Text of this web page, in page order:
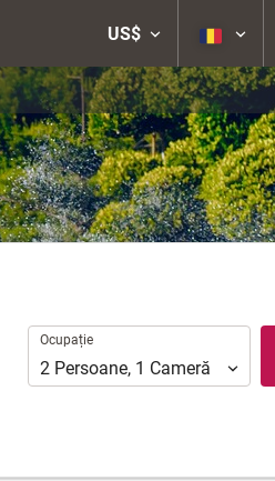
US$
Ocupație
Ocupație
2 Persoane, 1 Cameră